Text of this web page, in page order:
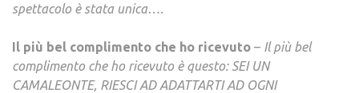
spettacolo è stata unica….
Il più bel complimento che ho ricevuto – Il più bel
complimento che ho ricevuto è questo: SEI UN
CAMALEONTE, RIESCI AD ADATTARTI AD OGNI